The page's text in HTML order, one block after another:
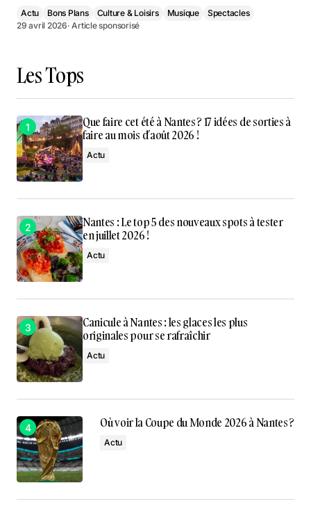
Actu Bons Plans Culture & Loisirs Musique
Spectacles
29 avril 2026· Article sponsorisé
Les Tops
Que faire cet été à Nantes ? 17 idées de sorties à
faire au mois d’août 2026 !
Actu
Nantes : Le top 5 des nouveaux spots à tester
en juillet 2026 !
Actu
Canicule à Nantes : les glaces les plus
originales pour se rafraîchir
Actu
Où voir la Coupe du Monde 2026 à Nantes ?
Actu